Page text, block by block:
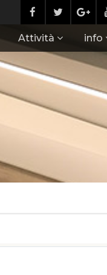
Attività info